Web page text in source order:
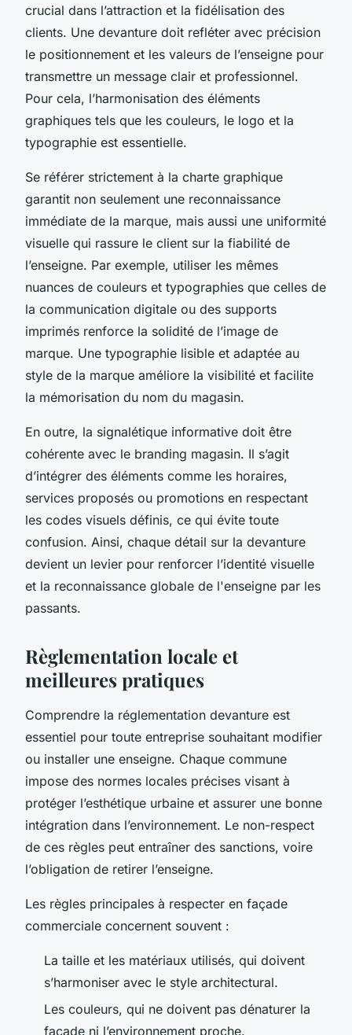
crucial dans l’attraction et la fidélisation des
clients. Une devanture doit refléter avec précision
le positionnement et les valeurs de l’enseigne pour
transmettre un message clair et professionnel.
Pour cela, l’harmonisation des éléments
graphiques tels que les couleurs, le logo et la
typographie est essentielle.
Se référer strictement à la charte graphique
garantit non seulement une reconnaissance
immédiate de la marque, mais aussi une uniformité
visuelle qui rassure le client sur la fiabilité de
l’enseigne. Par exemple, utiliser les mêmes
nuances de couleurs et typographies que celles de
la communication digitale ou des supports
imprimés renforce la solidité de l’image de
marque. Une typographie lisible et adaptée au
style de la marque améliore la visibilité et facilite
la mémorisation du nom du magasin.
En outre, la signalétique informative doit être
cohérente avec le branding magasin. Il s’agit
d’intégrer des éléments comme les horaires,
services proposés ou promotions en respectant
les codes visuels définis, ce qui évite toute
confusion. Ainsi, chaque détail sur la devanture
devient un levier pour renforcer l’identité visuelle
et la reconnaissance globale de l'enseigne par les
passants.
Règlementation locale et
meilleures pratiques
Comprendre la réglementation devanture est
essentiel pour toute entreprise souhaitant modifier
ou installer une enseigne. Chaque commune
impose des normes locales précises visant à
protéger l’esthétique urbaine et assurer une bonne
intégration dans l’environnement. Le non-respect
de ces règles peut entraîner des sanctions, voire
l’obligation de retirer l’enseigne.
Les règles principales à respecter en façade
commerciale concernent souvent :
La taille et les matériaux utilisés, qui doivent
s’harmoniser avec le style architectural.
Les couleurs, qui ne doivent pas dénaturer la
façade ni l’environnement proche.